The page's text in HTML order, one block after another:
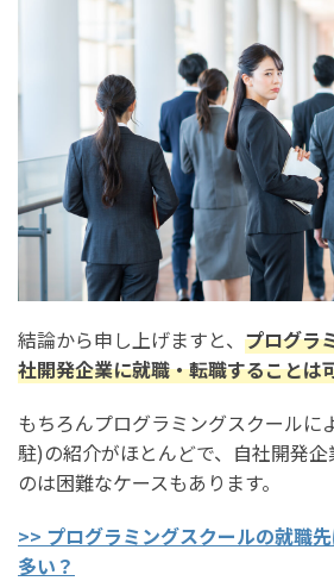
自社開発企業に就職/転職できるプ
の選び方
選び方1. 自社開発企業に向けた就
選び方2. 自社開発企業を紹介して
選び方3. ポートフォリオ制作に対応
自社開発企業に就職/転職できるプ
の比較表
自社開発企業に就職/転職できるプ
おすすめ6選
SHIFT TERAS CAMPUS(旧DMM
RUNTEQ(ランテック)
TECH CAMP(テックキャンプ)
Tech Mentor(テックメンター)
結論から申し上げますと、 プログラ
社開発企業に就職・転職することは
もちろんプログラミングスクールに
駐)の紹介がほとんどで、自社開発
のは困難なケースもあります。
>> プログラミングスクールの就職
多い？